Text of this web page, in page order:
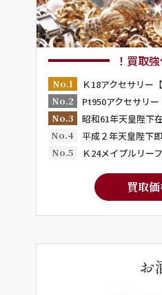
！買取
No.1
Ｋ18アクセサリー
No.2
Pt950アクセサリー
No.3
昭和61年天皇陛下
No.4
平成２年天皇陛下
No.5
Ｋ24メイプルリー
買取
お